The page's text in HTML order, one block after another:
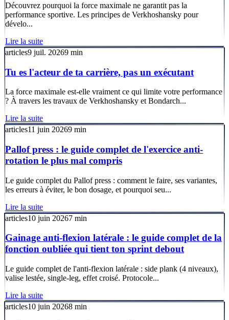
Découvrez pourquoi la force maximale ne garantit pas la
performance sportive. Les principes de Verkhoshansky pour
dévelo...
Lire la suite
articles9 juil. 20269 min
Tu es l'acteur de ta carrière, pas un exécutant
La force maximale est-elle vraiment ce qui limite votre performance
? À travers les travaux de Verkhoshansky et Bondarch...
Lire la suite
articles11 juin 20269 min
Pallof press : le guide complet de l'exercice anti-
rotation le plus mal compris
Le guide complet du Pallof press : comment le faire, ses variantes,
les erreurs à éviter, le bon dosage, et pourquoi seu...
Lire la suite
articles10 juin 20267 min
Gainage anti-flexion latérale : le guide complet de la
fonction oubliée qui tient ton sprint debout
Le guide complet de l'anti-flexion latérale : side plank (4 niveaux),
valise lestée, single-leg, effet croisé. Protocole...
Lire la suite
articles10 juin 20268 min